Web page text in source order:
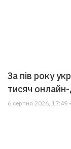
За пів року
тисяч
6 серпня 2026, 17:49